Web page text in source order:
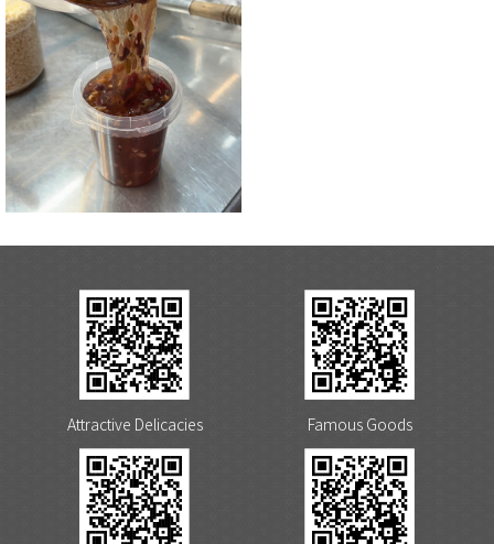
Attractive Delicacies Famous Goods